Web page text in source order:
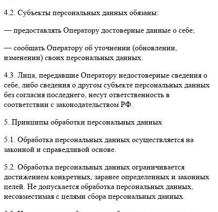
4.2. Субъекты персональных данных обязаны:
— предоставлять Оператору достоверные данные о себе;
— сообщать Оператору об уточнении (обновлении,
изменении) своих персональных данных.
4.3. Лица, передавшие Оператору недостоверные сведения о
себе, либо сведения о другом субъекте персональных данных
без согласия последнего, несут ответственность в
соответствии с законодательством РФ.
5. Принципы обработки персональных данных
5.1. Обработка персональных данных осуществляется на
законной и справедливой основе.
5.2. Обработка персональных данных ограничивается
достижением конкретных, заранее определенных и законных
целей. Не допускается обработка персональных данных,
несовместимая с целями сбора персональных данных.